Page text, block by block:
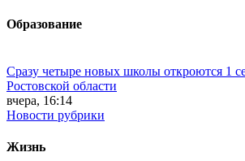
Образование
Сразу четыре новых школы откроются 1
Ростовской области
вчера, 16:14
Новости рубрики
Жизнь